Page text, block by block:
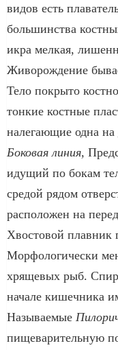
видов есть
большинства
икра мелкая,
Живо­рождение
Тело покрыто
тонкие костные
налегающие одна
Боковая линия,
идущий по бокам
средой рядом
расположен на
Хвосто­вой плавник
Морфологически
хрящевых рыб.
начале кишечника
Называемые
пищеварительную